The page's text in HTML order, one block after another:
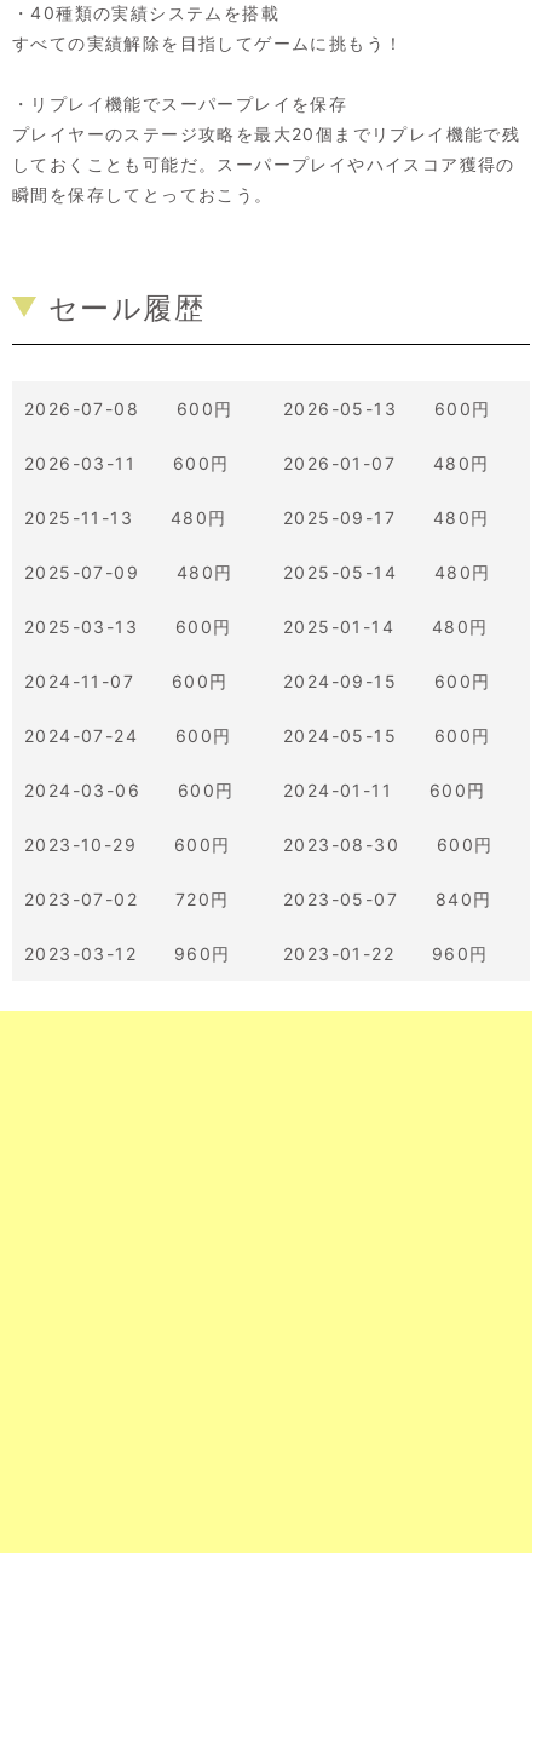
・40種類の実績システムを搭載
すべての実績解除を目指してゲームに挑もう！
・リプレイ機能でスーパープレイを保存
プレイヤーのステージ攻略を最大20個までリプレイ機能で残
しておくことも可能だ。スーパープレイやハイスコア獲得の
瞬間を保存してとっておこう。
セール履歴
2026-07-08 600円 2026-05-13 600円
2026-03-11 600円 2026-01-07 480円
2025-11-13 480円 2025-09-17 480円
2025-07-09 480円 2025-05-14 480円
2025-03-13 600円 2025-01-14 480円
2024-11-07 600円 2024-09-15 600円
2024-07-24 600円 2024-05-15 600円
2024-03-06 600円 2024-01-11 600円
2023-10-29 600円 2023-08-30 600円
2023-07-02 720円 2023-05-07 840円
2023-03-12 960円 2023-01-22 960円